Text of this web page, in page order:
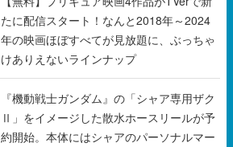
たに配信スタート！なんと2018年～2024
年の映画ほぼすべてが見放題に、ぶっちゃ
けありえないラインナップ
『機動戦士ガンダム』の「シャア専用ザク
Ⅱ」をイメージした散水ホースリールが予
約開始。本体にはシャアのパーソナルマー